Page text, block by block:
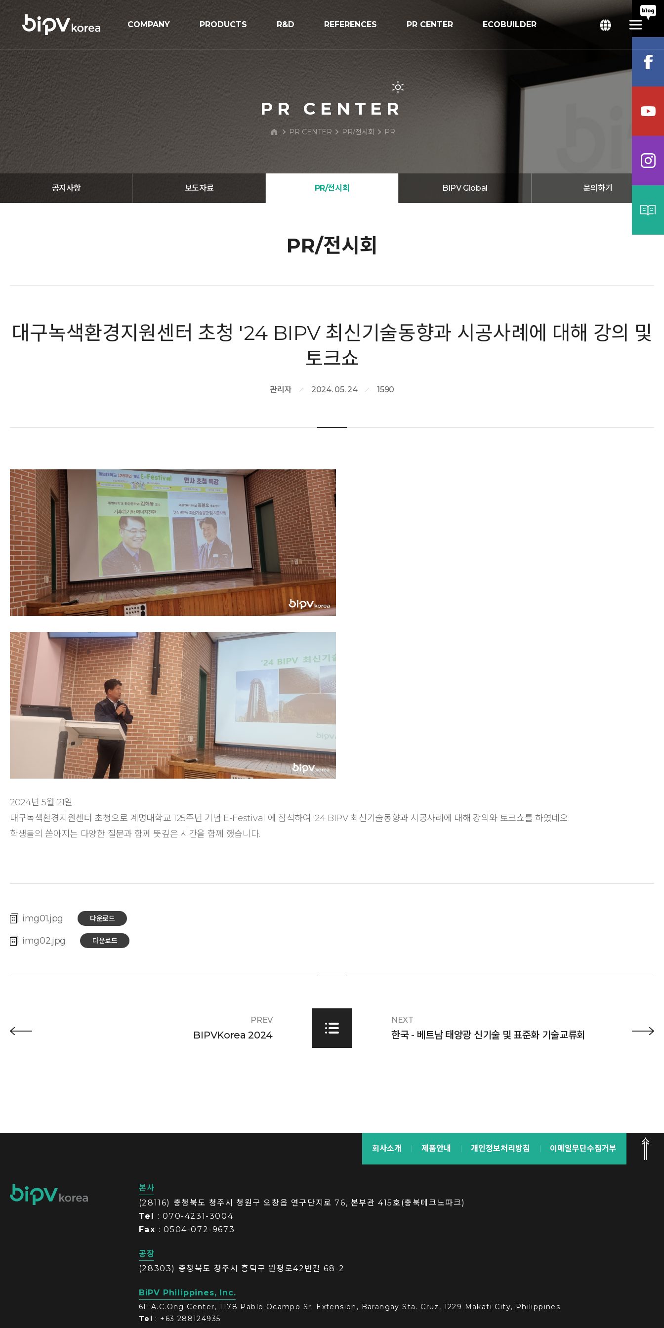
COMPANY
인증현황
오시는길
PRODUCTS R&D
R&D
REFERENCES
시공사례
PR CENTER
공지사항
ECOBUILDER
PR CENTER
PR CENTER PR/전시회 PR
공지사항 보도자료 PR/전시회 BIPV Global 문의하기
PR/전시회
대구녹색환경지원센터 초청 '24 BIPV 최신기술동향과 시공사례에 대해 강의 및
토크쇼
관리자 2024. 05. 24 1590
2024년 5월 21일
대구녹색환경지원센터 초청으로 계명대학교 125주년 기념 E-Festival 에 참석하여 '24 BIPV 최신기술동향과 시공사례에 대해 강의와 토크쇼를 하였네요.
학생들의 쏟아지는 다양한 질문과 함께 뜻깊은 시간을 함께 했습니다.
img01 다운로드
img02 다운로드
PREV
BIPVKorea 2024
NEXT
한국 - 베트남 태양광 신기술 및 표준화 기술교류회
회사소개 제품안내 개인정보처리방침 이메일무단수집거부
본사
(28116) 충청북도 청주시 청원구 오창읍 연구단지로 76, 본부관 415호(충북테크노파크)
Tel : 070-4231-3004
Fax : 0504-072-9673
공장
(28303) 충청북도 청주시 흥덕구 원평로42번길 68-2
BiPV Philippines, Inc.
6F A.C.Ong Center, 1178 Pablo Ocampo Sr. Extension, Barangay Sta. Cruz, 1229 Makati City, Philippines
Tel : +63 288124935